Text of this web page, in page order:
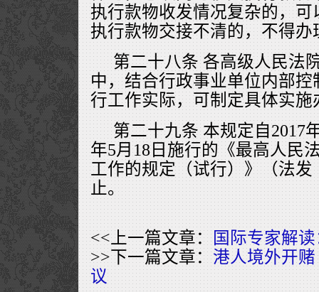
执行款物收发情况复杂的，
执行款物交接不清的，不得办
第二十八条 各高级人民法
中，结合行政事业单位内部
行工作实际，可制定具体实施
第二十九条 本规定自2017
年5月18日施行的《最高人民
工作的规定（试行）》（法发
止。
<<上一篇文章：国际专家解
>>下一篇文章：港人境外开
议